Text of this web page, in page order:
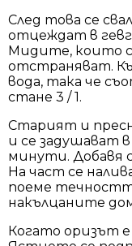
След това се
отцеждат в
Мидите, които
отстраняват.
вода, така че
стане 3 / 1.
Старият и
и се задушават
минути. Добавя
На част се
поеме
накълцаните
Когато оризът